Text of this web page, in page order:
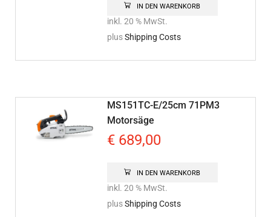
IN DEN WARENKORB
inkl. 20 % MwSt.
plusShipping Costs
MS151TC-E/25cm 71PM3
Motorsäge
€689,00
IN DEN WARENKORB
inkl. 20 % MwSt.
plusShipping Costs